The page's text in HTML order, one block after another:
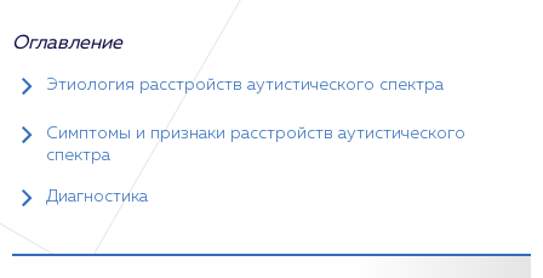
Оглавление
Этиология расстройств аутистического спектра
Симптомы и признаки расстройств аутистического
спектра
Диагностика